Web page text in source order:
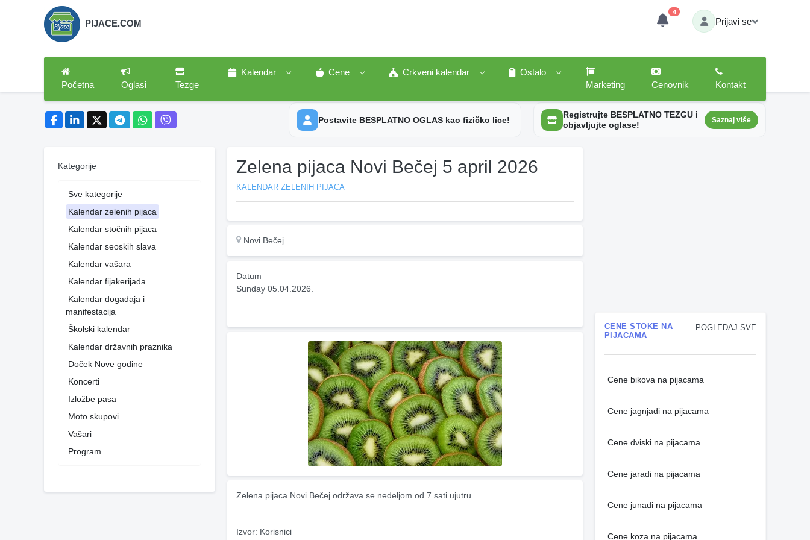
PIJACE.COM
4
Prijavi se
Početna Oglasi Tezge
Kalendar Cene Crkveni kalendar
Ostalo
Marketing
Cenovnik Kontakt
Postavite BESPLATNO OGLAS kao fizičko lice!
Registrujte BESPLATNO TEZGU i
objavljujte oglase!
Saznaj više
Kategorije
Sve kategorije
Kalendar zelenih pijaca
Kalendar stočnih pijaca
Kalendar seoskih slava
Kalendar vašara
Kalendar fijakerijada
Kalendar događaja i
manifestacija
Školski kalendar
Kalendar državnih praznika
Doček Nove godine
Koncerti
Izložbe pasa
Moto skupovi
Vašari
Program
Zelena pijaca Novi Bečej 5 april 2026
KALENDAR ZELENIH PIJACA
Novi Bečej
Datum
Sunday 05.04.2026.
Zelena pijaca Novi Bečej održava se nedeljom od 7 sati ujutru.
Izvor: Korisnici
POGLEDAJ SVE
CENE STOKE NA
PIJACAMA
Cene bikova na pijacama
Cene jagnjadi na pijacama
Cene dviski na pijacama
Cene jaradi na pijacama
Cene junadi na pijacama
Cene koza na pijacama